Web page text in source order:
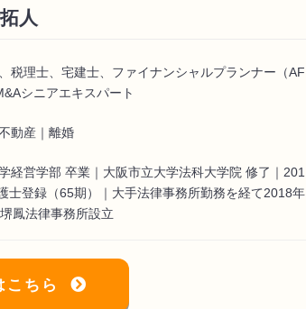
人
税理士、宅建士、ファイナンシャルプランナー（AF
シニアエキスパート
動産｜離婚
経営学部 卒業｜大阪市立大学法科大学院 修了｜201
士登録（65期）｜大手法律事務所勤務を経て2018年
鳳法律事務所設立
こちら